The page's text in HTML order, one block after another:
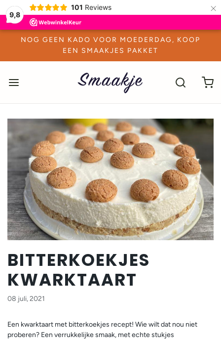
9,8
101 Reviews ×
NOG GEEN KADO VOOR MOEDERDAG, KOOP
EEN SMAAKJES PAKKET
BITTERKOEKJES
KWARKTAART
08 juli, 2021
Een kwarktaart met bitterkoekjes recept! Wie wilt dat nou niet
proberen? Een verrukkelijke smaak, met echte stukjes